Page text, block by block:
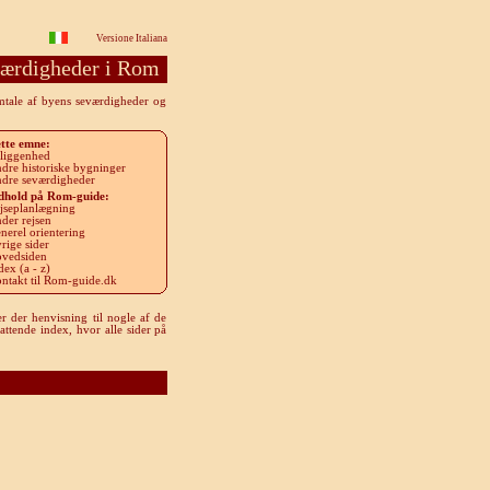
Versione Italiana
i Rom
af byens seværdigheder og
emne:
historiske bygninger
seværdigheder
på Rom-guide:
rejsen
orientering
sider
(a - z)
til Rom-guide.dk
der henvisning til nogle af de
index, hvor alle sider på